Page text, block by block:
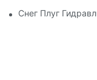
Снег Плуг